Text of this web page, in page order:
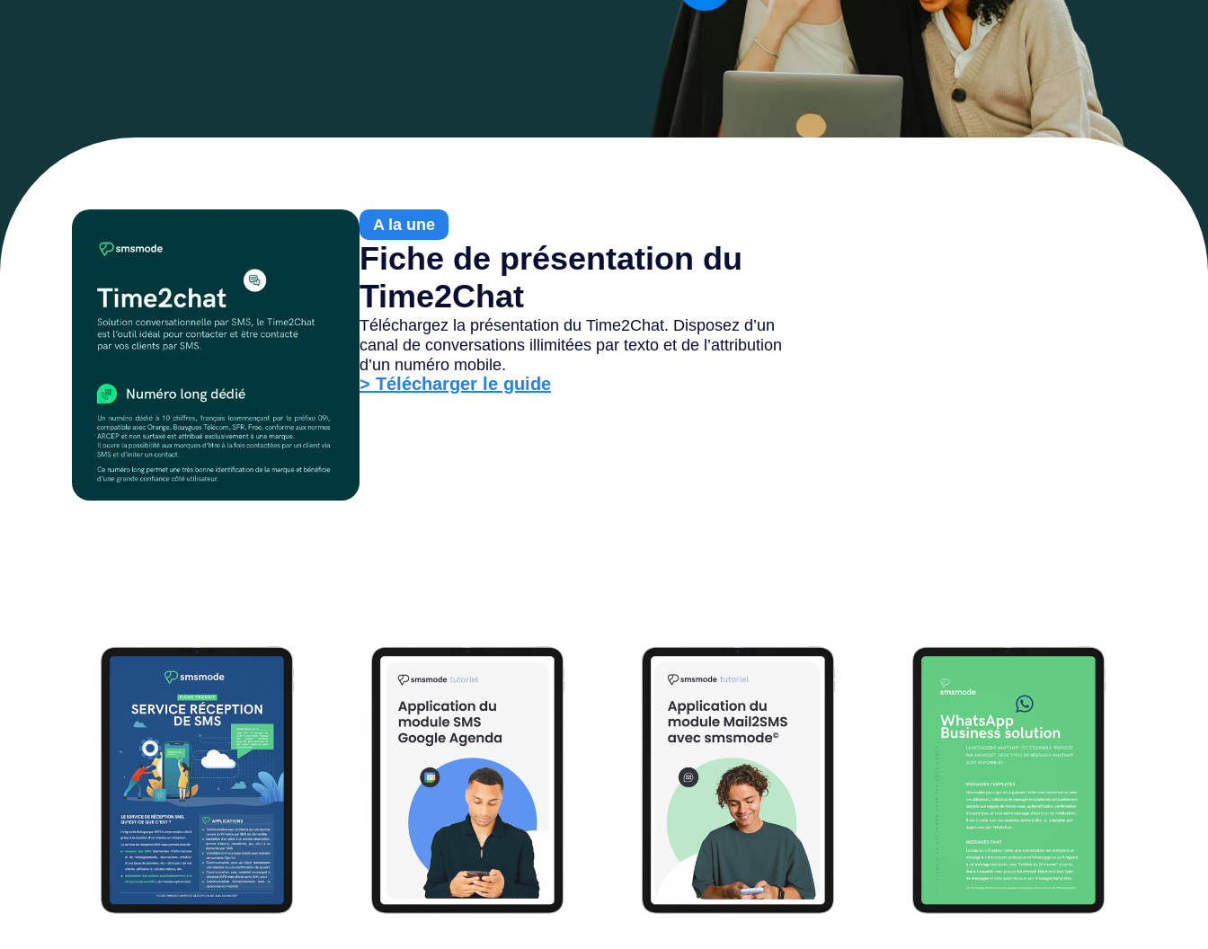
A la une
Fiche de présentation du
Time2Chat
Téléchargez la présentation du Time2Chat. Disposez d’un
canal de conversations illimitées par texto et de l’attribution
d’un numéro mobile.
> Télécharger le guide